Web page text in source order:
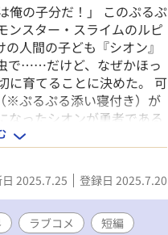
俺の子分だ！」 このぷるぷ
ンスター・スライムのルピ
人間の子ども『シオン』
で……だけど、なぜかほっ
に育てることに決めた。 可
※ぷるぷる添い寝付き）が
なったシオンが勇者である
けたら魔王のところに連れ
ーーー。 “子分”として拾っ
”になっていた。 R部分は
め）×スライム（人間姿に
2025.7.25 登録日 2025.7.20
ラブコメ
短編